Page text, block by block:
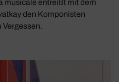
musicale entreißt mit dem
den Komponisten
Vergessen.